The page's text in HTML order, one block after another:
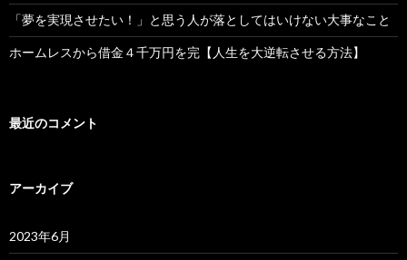
「夢を実現させたい！」と思う人が落としてはいけない大事なこと
ホームレスから借金４千万円を完【人生を大逆転させる方法】
最近のコメント
アーカイブ
2023年6月